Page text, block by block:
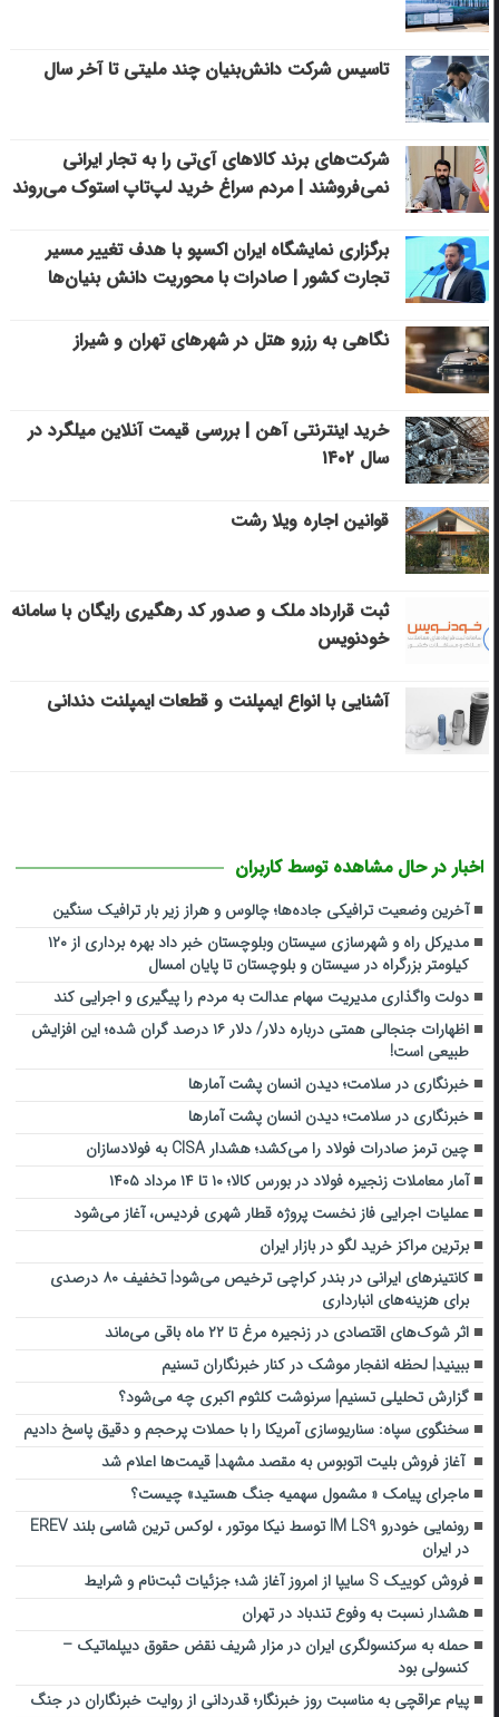
تاسیس شرکت دانش‌بنیان چند ملیتی تا آخر سال
شرکت‌های برند کالاهای آی‌تی را به تجار ایرانی
نمی‌فروشند | مردم سراغ خرید لپ‌تاپ استوک می‌روند
برگزاری نمایشگاه ایران اکسپو با هدف تغییر مسیر
تجارت کشور | صادرات با محوریت دانش بنیان‌ها
نگاهی به رزرو هتل در شهرهای تهران و شیراز
خرید اینترنتی آهن | بررسی قیمت آنلاین میلگرد در
سال ۱۴۰۲
قوانین اجاره ویلا رشت
ثبت قرارداد ملک و صدور کد رهگیری رایگان با سامانه
خودنویس
آشنایی با انواع ایمپلنت و قطعات ایمپلنت دندانی
اخبار در حال مشاهده توسط کاربران
آخرین وضعیت ترافیکی جاده‌ها؛ چالوس و هراز زیر بار ترافیک سنگین
مدیرکل راه و شهرسازی سیستان وبلوچستان خبر داد بهره برداری از ۱۲۰
کیلومتر بزرگراه در سیستان و بلوچستان تا پایان امسال
دولت واگذاری مدیریت سهام عدالت به مردم را پیگیری و اجرایی کند
اظهارات جنجالی همتی درباره دلار/ دلار ۱۶ درصد گران شده؛ این افزایش
طبیعی است!
خبرنگاری در سلامت؛ دیدن انسان پشت آمارها
خبرنگاری در سلامت؛ دیدن انسان پشت آمارها
چین ترمز صادرات فولاد را می‌کشد؛ هشدار CISA به فولادسازان
آمار معاملات زنجیره فولاد در بورس کالا؛ ۱۰ تا ۱۴ مرداد ۱۴۰۵
عملیات اجرایی فاز نخست پروژه قطار شهری فردیس، آغاز می‌شود
برترین مراکز خرید لگو در بازار ایران
کانتینرهای ایرانی در بندر کراچی ترخیص می‌شود| تخفیف ۸۰ درصدی
برای هزینه‌های انبارداری
اثر شوک‌های اقتصادی در زنجیره مرغ تا ۲۲ ماه باقی می‌ماند
ببینید| لحظه انفجار موشک‌ در کنار خبرنگاران تسنیم
گزارش تحلیلی تسنیم| سرنوشت کلثوم اکبری چه می‌شود؟
سخنگوی سپاه: سناریوسازی آمریکا را با حملات پرحجم‌‌ و دقیق‌ پاسخ دادیم
آغاز فروش بلیت اتوبوس به مقصد مشهد| قیمت‌ها اعلام شد
ماجرای پیامک « مشمول سهمیه جنگ هستید» چیست؟
رونمایی خودرو IM LS9 توسط نیکا موتور ، لوکس ترین شاسی بلند EREV
در ایران
فروش کوییک S سایپا از امروز آغاز شد؛ جزئیات ثبت‌نام و شرایط
هشدار نسبت به وفوع تندباد در تهران
حمله به سرکنسولگری ایران در مزار شریف نقض حقوق دیپلماتیک –
کنسولی بود
پیام عراقچی به مناسبت روز خبرنگار؛ قدردانی از روایت خبرنگاران در جنگ